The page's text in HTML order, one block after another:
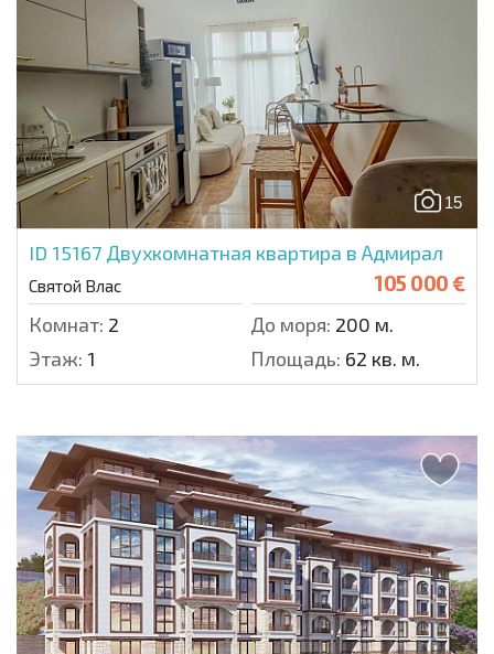
15
ID 15167 Двухкомнатная квартира в Адмирал
Святой Влас 105 000 €
Комнат: 2 До моря: 200 м.
Этаж: 1 Площадь: 62 кв. м.